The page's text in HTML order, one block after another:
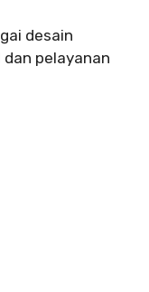
desain
pelayanan